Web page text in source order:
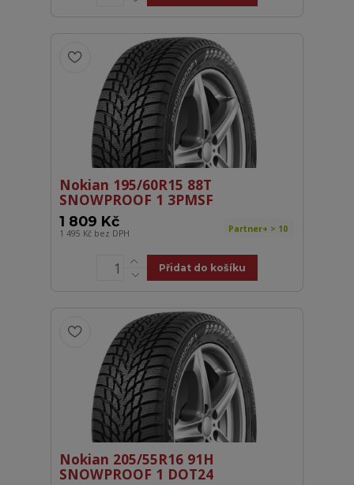
Nokian 195/60R15 88T
SNOWPROOF 1 3PMSF
1 809 Kč
1 495 Kč bez DPH Partner+ > 10
Přidat do košíku
Nokian 205/55R16 91H
SNOWPROOF 1 DOT24